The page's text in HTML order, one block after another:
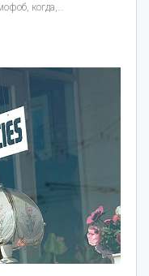
когда,…